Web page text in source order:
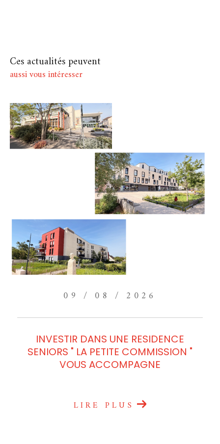
Ces actualités peuvent
aussi vous intéresser
09 / 08 / 2026
INVESTIR DANS UNE RESIDENCE
SENIORS " LA PETITE COMMISSION "
VOUS ACCOMPAGNE
LIRE PLUS